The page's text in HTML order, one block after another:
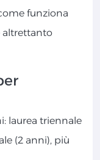
funziona
altrettanto
laurea triennale
(2 anni), più